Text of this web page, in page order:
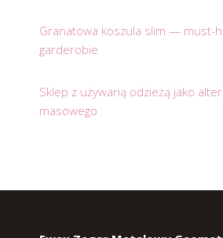
Granatowa koszula slim — must-
garderobie
Sklep z używaną odzieżą jako
masowego